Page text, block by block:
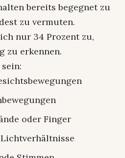
bereits begegnet zu
zu vermuten.
nur 34 Prozent zu,
zu erkennen.
oder Finger